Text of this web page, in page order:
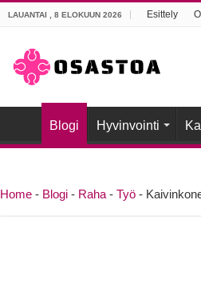
LAUANTAI , 8 ELOKUUN 2026 Esittely
Blogi Hyvinvointi
Home - Blogi - Raha - Työ -